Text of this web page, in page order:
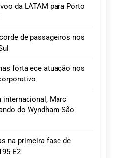
da LATAM para Porto
de passageiros nos
fortalece atuação nos
internacional, Marc
do Wyndham São
na primeira fase de
E2